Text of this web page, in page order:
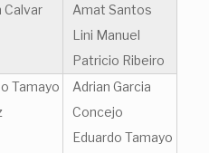
Calvar
Amat Santos
Lini Manuel
Patricio Ribeiro
Tamayo
Adrian Garcia
Concejo
Eduardo Tamayo